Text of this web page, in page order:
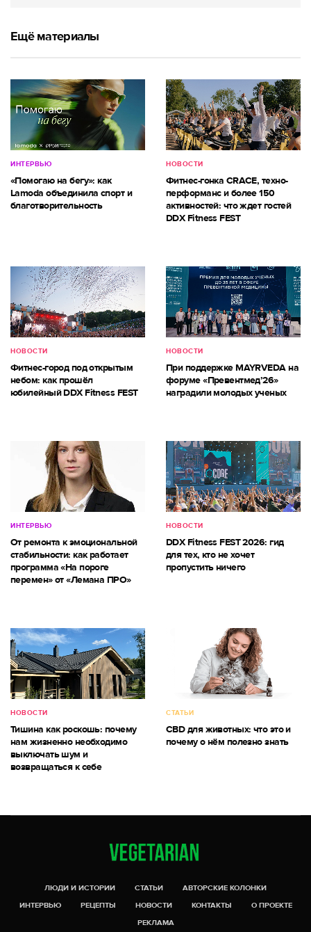
Ещё материалы
ИНТЕРВЬЮ
«Помогаю на бегу»: как
Lamoda объединила спорт и
благотворительность
НОВОСТИ
Фитнес-гонка CRACE, техно-
перформанс и более 150
активностей: что ждет гостей
DDX Fitness FEST
НОВОСТИ
Фитнес-город под открытым
небом: как прошёл
юбилейный DDX Fitness FEST
НОВОСТИ
При поддержке MAYRVEDA на
форуме «Превентмед’26»
наградили молодых ученых
ИНТЕРВЬЮ
От ремонта к эмоциональной
стабильности: как работает
программа «На пороге
перемен» от «Лемана ПРО»
НОВОСТИ
DDX Fitness FEST 2026: гид
для тех, кто не хочет
пропустить ничего
НОВОСТИ
Тишина как роскошь: почему
нам жизненно необходимо
выключать шум и
возвращаться к себе
СТАТЬИ
CBD для животных: что это и
почему о нём полезно знать
ЛЮДИ И ИСТОРИИ СТАТЬИ
АВТОРСКИЕ КОЛОНКИ
ИНТЕРВЬЮ
РЕЦЕПТЫ НОВОСТИ КОНТАКТЫ
О ПРОЕКТЕ
РЕКЛАМА